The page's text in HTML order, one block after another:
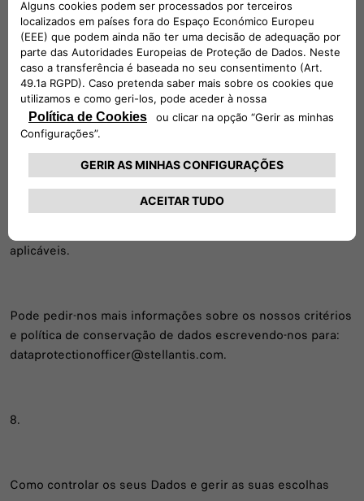
período mais longo em caso de reclamações e
responsabilidades potenciais e/ou reais e/ou em caso de
outros requisitos legais obrigatórios de conservação e/ou
obrigações de conservação.
Os dados tratados para cumprir obrigações legais (ver
secção 3.b) serão conservados durante o período previsto
pelas leis e regulamentos relevantes.
Os dados tratados para proteger os nossos direitos (ver
secção 3.c) serão conservados durante o tempo necessário
para os proteger, dependendo da duração de cada
aplicáveis.
Pode pedir-nos mais informações sobre os nossos critérios
e política de conservação de dados escrevendo-nos para:
dataprotectionofficer@stellantis.com.
8.
Como controlar os seus Dados e gerir as suas escolhas